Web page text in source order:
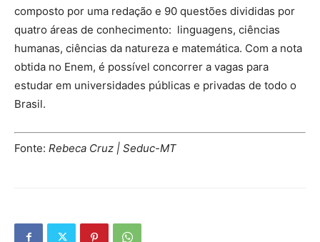
composto por uma redação e 90 questões divididas por
quatro áreas de conhecimento: linguagens, ciências
humanas, ciências da natureza e matemática. Com a nota
obtida no Enem, é possível concorrer a vagas para
estudar em universidades públicas e privadas de todo o
Brasil.
Fonte: Rebeca Cruz | Seduc-MT